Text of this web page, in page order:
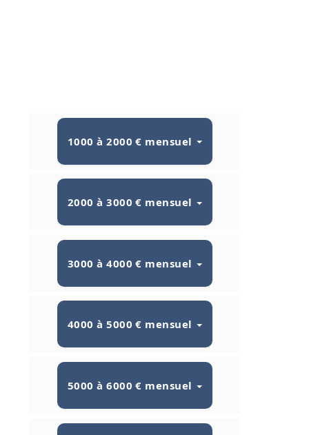
1000 à 2000 € mensuel
2000 à 3000 € mensuel
3000 à 4000 € mensuel
4000 à 5000 € mensuel
5000 à 6000 € mensuel